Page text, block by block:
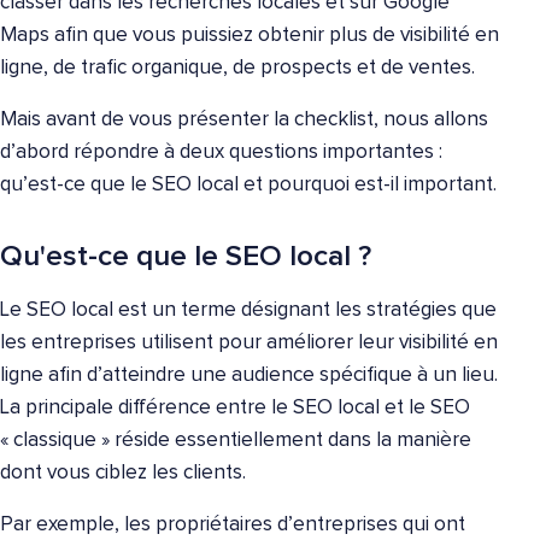
Maps afin que vous puissiez obtenir plus de visibilité en
ligne, de trafic organique, de prospects et de ventes.
Mais avant de vous présenter la checklist, nous allons
d’abord répondre à deux questions importantes :
qu’est-ce que le SEO local et pourquoi est-il important.
Qu'est-ce que le SEO local ?
Le SEO local est un terme désignant les stratégies que
les entreprises utilisent pour améliorer leur visibilité en
ligne afin d’atteindre une audience spécifique à un lieu.
La principale différence entre le SEO local et le SEO
« classique » réside essentiellement dans la manière
dont vous ciblez les clients.
Par exemple, les propriétaires d’entreprises qui ont